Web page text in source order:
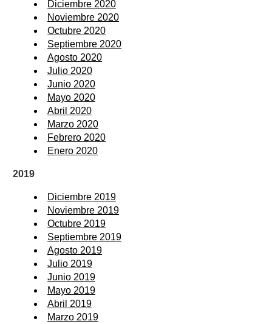
Diciembre 2020
Noviembre 2020
Octubre 2020
Septiembre 2020
Agosto 2020
Julio 2020
Junio 2020
Mayo 2020
Abril 2020
Marzo 2020
Febrero 2020
Enero 2020
2019
Diciembre 2019
Noviembre 2019
Octubre 2019
Septiembre 2019
Agosto 2019
Julio 2019
Junio 2019
Mayo 2019
Abril 2019
Marzo 2019